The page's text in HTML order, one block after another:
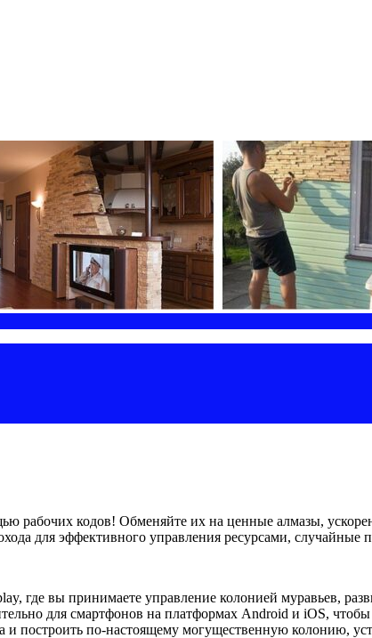
рабочих кодов! Обменяйте их на ценные алмазы,
для эффективного управления ресурсами, случайные
где вы принимаете управление колонией муравьев,
для смартфонов на платформах Android и iOS,
и построить по-настоящему могущественную колонию,